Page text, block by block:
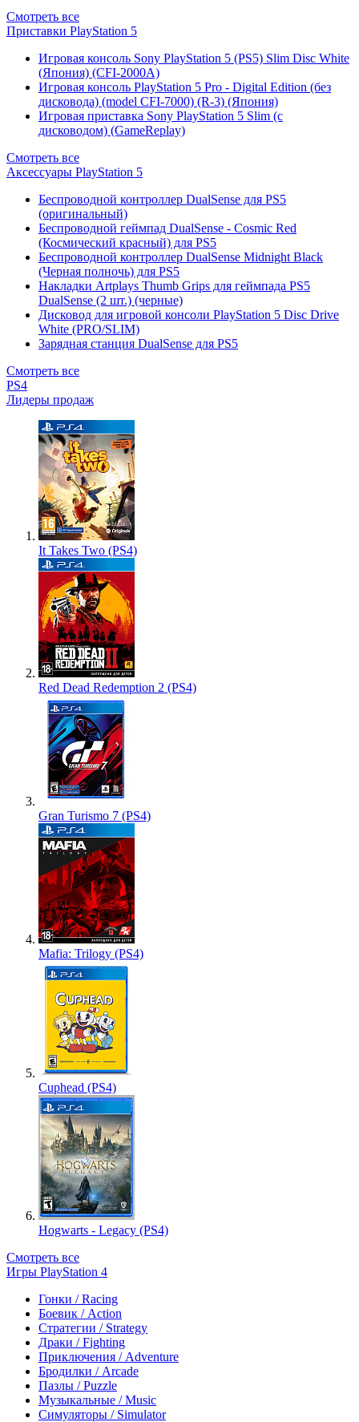
Смотреть все
Приставки PlayStation 5
Игровая консоль Sony PlayStation 5 (PS5) Slim Disc White
(Япония) (CFI-2000A)
Игровая консоль PlayStation 5 Pro - Digital Edition (без
дисковода) (model CFI-7000) (R-3) (Япония)
Игровая приставка Sony PlayStation 5 Slim (с
дисководом) (GameReplay)
Смотреть все
Аксессуары PlayStation 5
Беспроводной контроллер DualSense для PS5
(оригинальный)
Беспроводной геймпад DualSense - Cosmic Red
(Космический красный) для PS5
Беспроводной контроллер DualSense Midnight Black
(Черная полночь) для PS5
Накладки Artplays Thumb Grips для геймпада PS5
DualSense (2 шт.) (черные)
Дисковод для игровой консоли PlayStation 5 Disc Drive
White (PRO/SLIM)
Зарядная станция DualSense для PS5
Смотреть все
PS4
Лидеры продаж
It Takes Two (PS4)
Red Dead Redemption 2 (PS4)
Gran Turismo 7 (PS4)
Mafia: Trilogy (PS4)
Cuphead (PS4)
Hogwarts - Legacy (PS4)
Смотреть все
Игры PlayStation 4
Гонки / Racing
Боевик / Action
Стратегии / Strategy
Драки / Fighting
Приключения / Adventure
Бродилки / Arcade
Пазлы / Puzzle
Музыкальные / Music
Симуляторы / Simulator